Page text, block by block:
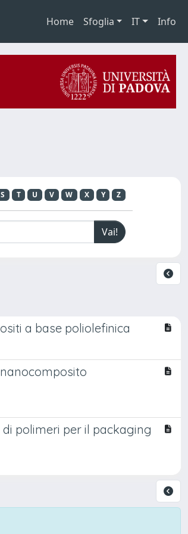
Home Sfoglia IT Info
S T U V W X Y Z
a base poliolefinica
polimeri per il packaging